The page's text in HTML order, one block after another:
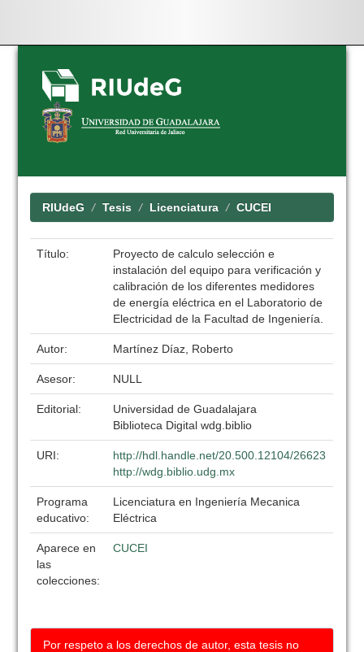
Skip
navigation
RIUdeG Tesis Licenciatura CUCEI
Título:
Proyecto de calculo selección e
instalación del equipo para verificación y
calibración de los diferentes medidores
de energía eléctrica en el Laboratorio de
Electricidad de la Facultad de Ingeniería.
Autor: Martínez Díaz, Roberto
Asesor: NULL
Editorial:
Universidad de Guadalajara
Biblioteca Digital wdg.biblio
URI:
http://hdl.handle.net/20.500.12104/26623
http://wdg.biblio.udg.mx
Programa
educativo:
Licenciatura en Ingeniería Mecanica
Eléctrica
Aparece en
las
colecciones:
CUCEI
Por respeto a los derechos de autor, esta tesis no